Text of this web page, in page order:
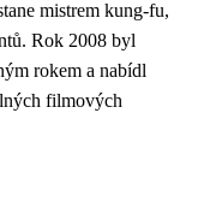
mistrem kung-fu,
Rok 2008 byl
rokem a nabídl
filmových